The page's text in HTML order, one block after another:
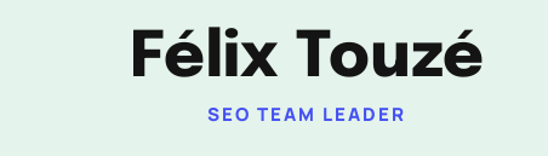
Félix Touzé
SEO TEAM LEADER